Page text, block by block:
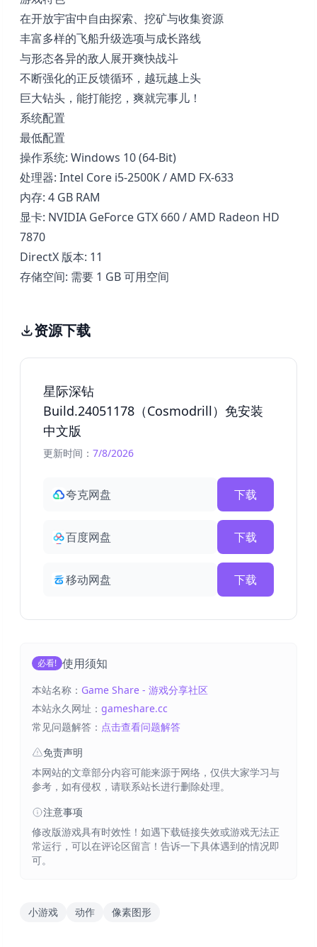
在开放宇宙中自由探索、挖矿与收集资源
丰富多样的飞船升级选项与成长路线
与形态各异的敌人展开爽快战斗
不断强化的正反馈循环，越玩越上头
巨大钻头，能打能挖，爽就完事儿！
系统配置
最低配置
操作系统: Windows 10 (64-Bit)
处理器: Intel Core i5-2500K / AMD FX-633
内存: 4 GB RAM
显卡: NVIDIA GeForce GTX 660 / AMD Radeon HD
7870
DirectX 版本: 11
存储空间: 需要 1 GB 可用空间
资源下载
星际深钻
Build.24051178（Cosmodrill）免安装
中文版
更新时间： 7/8/2026
夸克网盘 下载
百度网盘 下载
移动网盘 下载
必看! 使用须知
本站名称： Game Share - 游戏分享社区
本站永久网址： gameshare.cc
常见问题解答： 点击查看问题解答
免责声明
本网站的文章部分内容可能来源于网络，仅供大家学习与
参考，如有侵权，请联系站长进行删除处理。
注意事项
修改版游戏具有时效性！如遇下载链接失效或游戏无法正
常运行，可以在评论区留言！告诉一下具体遇到的情况即
可。
小游戏 动作 像素图形